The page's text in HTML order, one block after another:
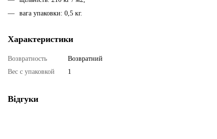
вага упаковки: 0,5 кг.
Характеристики
Возвратность
Возвратний
Вес с упаковкой
1
Відгуки